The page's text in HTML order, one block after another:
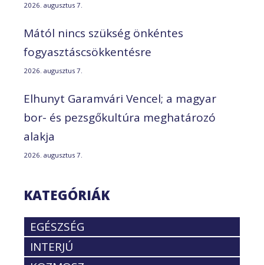
2026. augusztus 7.
Mától nincs szükség önkéntes
fogyasztáscsökkentésre
2026. augusztus 7.
Elhunyt Garamvári Vencel; a magyar
bor- és pezsgőkultúra meghatározó
alakja
2026. augusztus 7.
KATEGÓRIÁK
EGÉSZSÉG
INTERJÚ